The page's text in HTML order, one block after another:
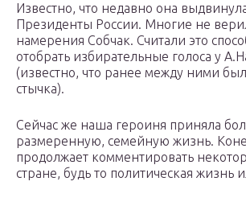
Известно, что недавно она
Президенты России. Многие не
намерения Собчак. Считали это
отобрать избирательные голоса у
(известно, что ранее между ними
стычка).
Сейчас же наша героиня приняла
размеренную, семейную жизнь.
продолжает комментировать
стране, будь то политическая жизнь